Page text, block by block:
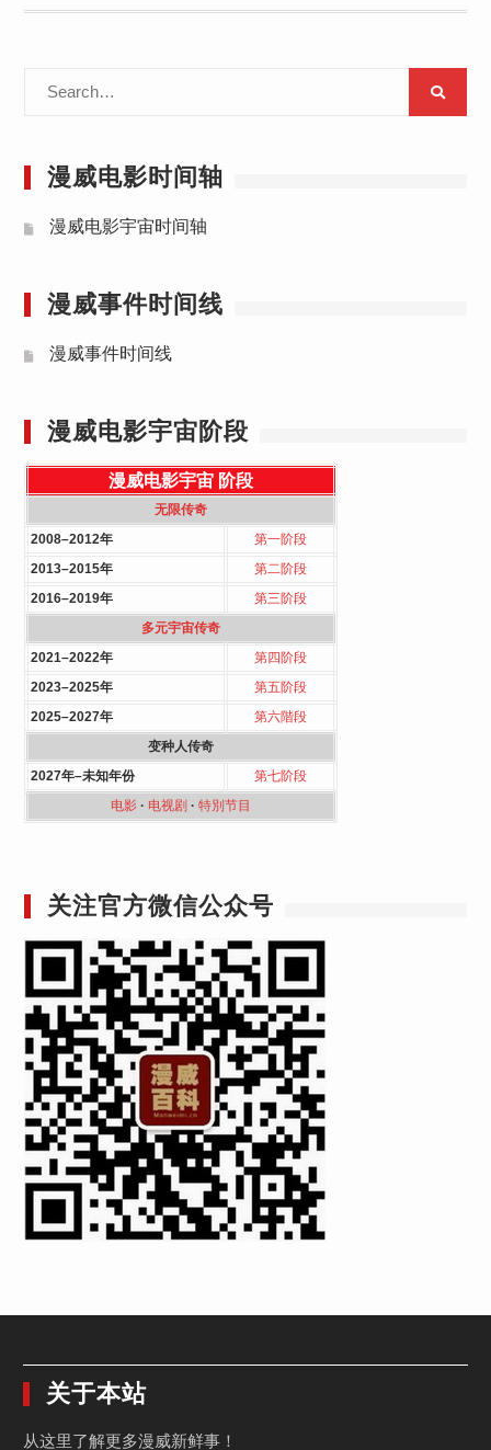
漫威电影时间轴
漫威电影宇宙时间轴
漫威事件时间线
漫威事件时间线
漫威电影宇宙阶段
漫威电影宇宙 阶段
无限传奇
2008–2012年
第一阶段
2013–2015年
第二阶段
2016–2019年
第三阶段
多元宇宙传奇
2021–2022年
第四阶段
2023–2025年
第五阶段
2025–2027年
第六階段
变种人传奇
2027年–未知年份
第七阶段
电影· 电视剧 · 特別节目
关注官方微信公众号
关于本站
从这里了解更多漫威新鲜事！